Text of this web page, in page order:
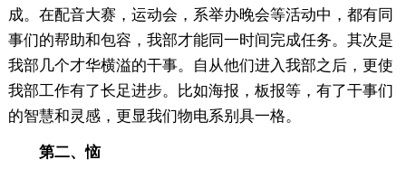
成。在配音大赛，运动会，系举办晚会等活动中，都有同
事们的帮助和包容，我部才能同一时间完成任务。其次是
我部几个才华横溢的干事。自从他们进入我部之后，更使
我部工作有了长足进步。比如海报，板报等，有了干事们
的智慧和灵感，更显我们物电系别具一格。
第二、恼